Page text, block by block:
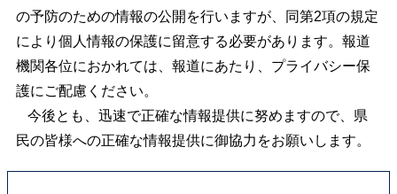
の予防のための情報の公開を行いますが、同第2項の規定
により個人情報の保護に留意する必要があります。報道
機関各位におかれては、報道にあたり、プライバシー保
護にご配慮ください。
今後とも、迅速で正確な情報提供に努めますので、県
民の皆様への正確な情報提供に御協力をお願いします。